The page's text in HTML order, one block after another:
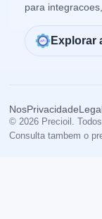
para
Explorar
NosPrivacidade
© 2026 Precioil.
Consulta tambem o